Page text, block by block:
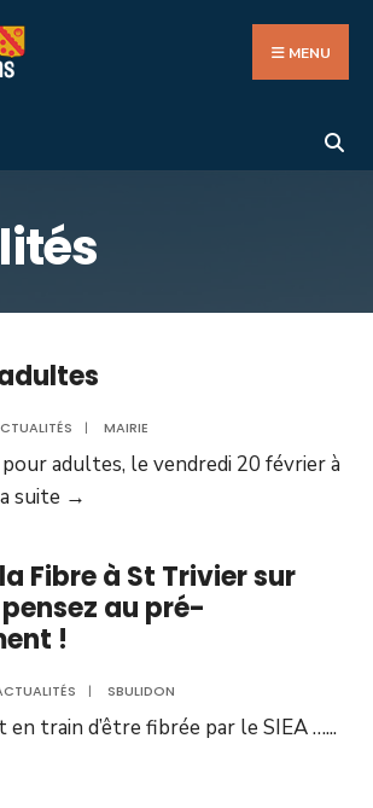
MENU
| MAIRIE
adultes, le vendredi 20 février à
suite →
adultes
Fibre à St Trivier sur
au pré-
!
| SBULIDON
en train d’être fibrée par le SIEA …...